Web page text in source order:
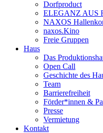
Dorfproduct
ELEGANZ AUS
NAXOS
naxos.Kino
Freie Gruppen
Haus
Das
Open Call
Geschichte des
Team
Barrierefreiheit
Förder*innen &
Presse
Vermietung
Kontakt